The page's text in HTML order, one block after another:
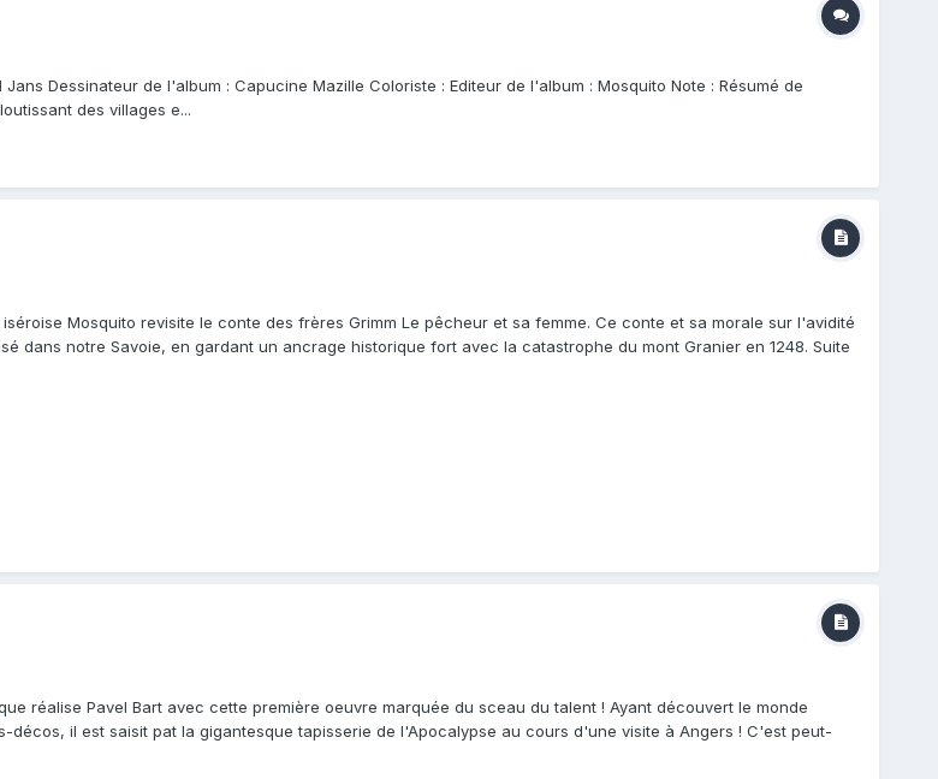
Dessinateur de l'album : Capucine Mazille Coloriste : Editeur de l'album : Mosquito Note : Résumé de
des villages e...
Mosquito revisite le conte des frères Grimm Le pêcheur et sa femme. Ce conte et sa morale sur l'avidité
dans notre Savoie, en gardant un ancrage historique fort avec la catastrophe du mont Granier en 1248. Suite
réalise Pavel Bart avec cette première oeuvre marquée du sceau du talent ! Ayant découvert le monde
décos, il est saisit pat la gigantesque tapisserie de l'Apocalypse au cours d'une visite à Angers ! C'est peut-